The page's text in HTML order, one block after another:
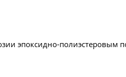
эпоксидно-полиэстеровым